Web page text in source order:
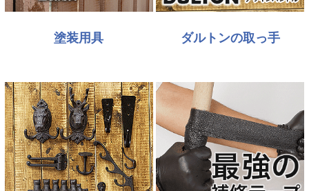
塗装用具 ダルトンの取っ手